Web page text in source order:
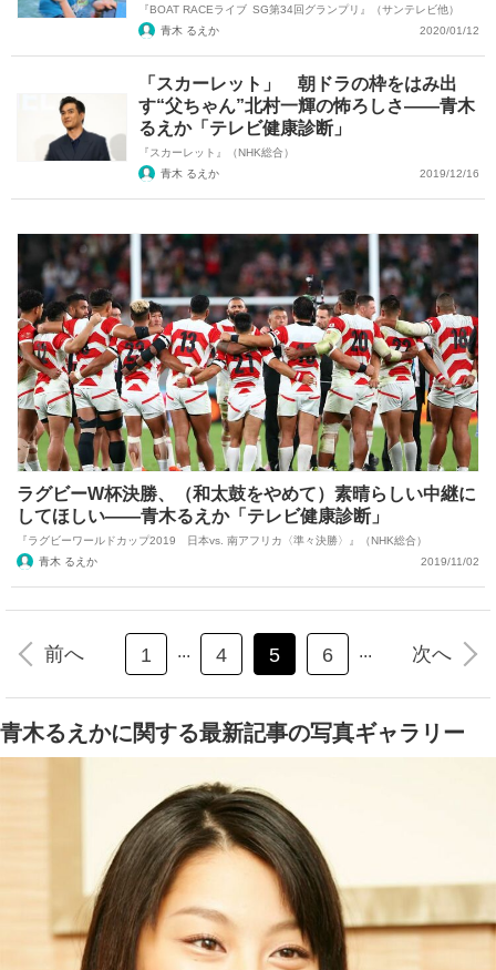
『BOAT RACEライブ SG第34回グランプリ』（サンテレビ他）
青木 るえか
2020/01/12
「スカーレット」 朝ドラの枠をはみ出
す“父ちゃん”北村一輝の怖ろしさ――青木
るえか「テレビ健康診断」
『スカーレット』（NHK総合）
青木 るえか
2019/12/16
ラグビーW杯決勝、（和太鼓をやめて）素晴らしい中継に
してほしい――青木るえか「テレビ健康診断」
『ラグビーワールドカップ2019 日本vs. 南アフリカ〈準々決勝〉』（NHK総合）
青木 るえか
2019/11/02
前へ 1 ... 4 5 6 ... 次へ
青木るえかに関する最新記事の写真ギャラリー